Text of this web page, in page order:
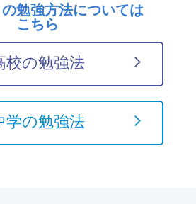
勉強方法については
こちら
校の勉強法
学の勉強法